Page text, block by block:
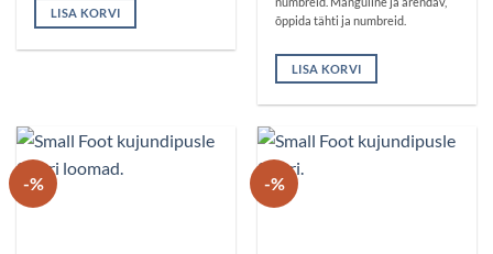
LISA KORVI
õppida tähti ja numbreid.
LISA KORVI
-% -%